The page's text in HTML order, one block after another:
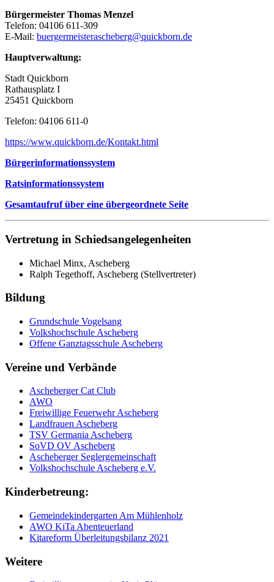
Bürgermeister Thomas Menzel
Telefon: 04106 611-309
E-Mail: buergermeisterascheberg@quickborn.de
Hauptverwaltung:
Stadt Quickborn
Rathausplatz I
25451 Quickborn
Telefon: 04106 611-0
https://www.quickborn.de/Kontakt.html
Bürgerinformationssystem
Ratsinformationssystem
Gesamtaufruf über eine übergeordnete Seite
Vertretung in Schiedsangelegenheiten
Michael Minx, Ascheberg
Ralph Tegethoff, Ascheberg (Stellvertreter)
Bildung
Grundschule Vogelsang
Volkshochschule Ascheberg
Offene Ganztagsschule Ascheberg
Vereine und Verbände
Ascheberger Cat Club
AWO
Freiwillige Feuerwehr Ascheberg
Landfrauen Ascheberg
TSV Germania Ascheberg
SoVD OV Ascheberg
Ascheberger Seglergemeinschaft
Volkshochschule Ascheberg e.V.
Kinderbetreung:
Gemeindekindergarten Am Mühlenholz
AWO KiTa Abenteuerland
Kitareform Überleitungsbilanz 2021
Weitere